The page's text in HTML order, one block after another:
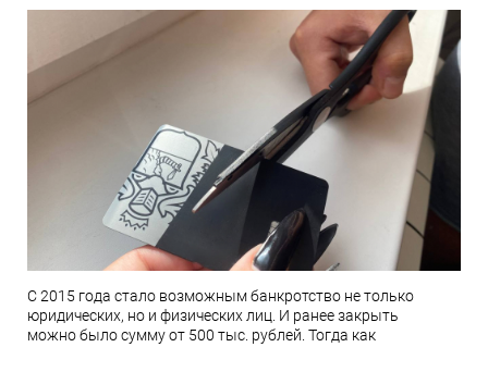
С 2015 года стало возможным банкротство не только
юридических, но и физических лиц. И ранее закрыть
можно было сумму от 500 тыс. рублей. Тогда как